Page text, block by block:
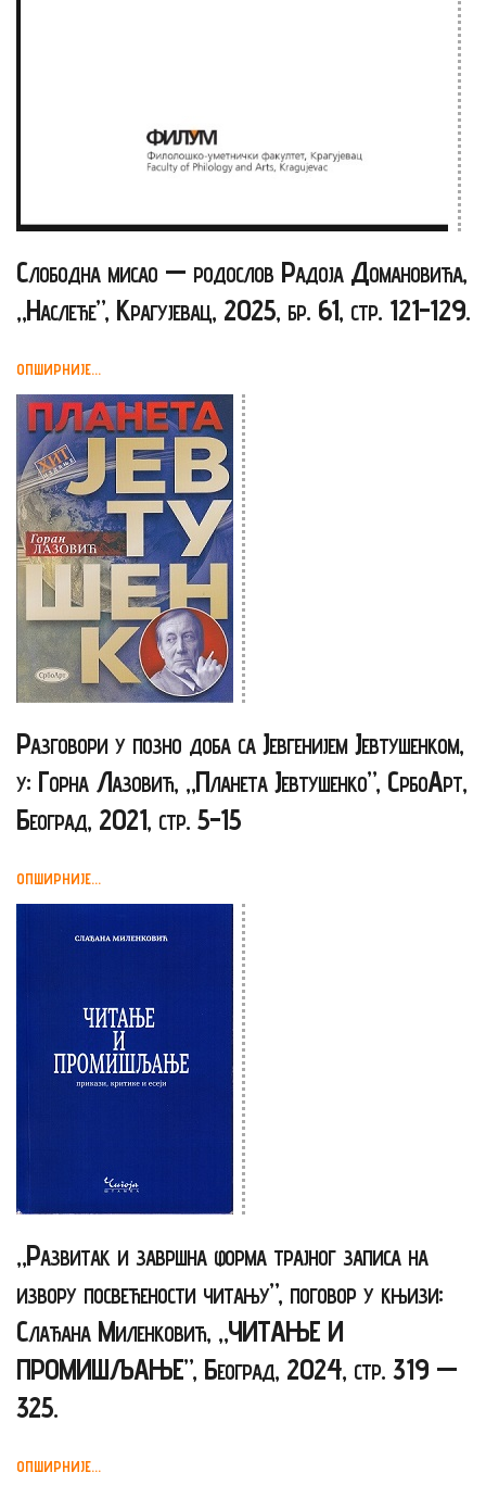
Слободна мисао — родослов Радоја Домановића,
„Наслеђе”, Крагујевац, 2025, бр. 61, стр. 121-129.
ОПШИРНИЈЕ...
Разговори у позно доба са Јевгенијем Јевтушенком,
у: Горна Лазовић, „Планета Јевтушенко”, СрбоАрт,
Београд, 2021, стр. 5-15
ОПШИРНИЈЕ...
„Развитак и завршна форма трајног записа на
извору посвећености читању”, поговор у књизи:
Слађана Миленковић, „ЧИТАЊЕ И
ПРОМИШЉАЊЕ”, Београд, 2024, стр. 319 —
325.
ОПШИРНИЈЕ...